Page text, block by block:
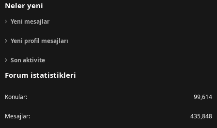
Neler yeni
Yeni mesajlar
Yeni profil mesajları
Son aktivite
Forum istatistikleri
Konular 99,614
Mesajlar 435,848